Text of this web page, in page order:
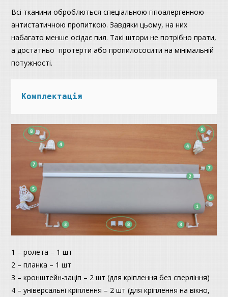
Всі тканини оброблються спеціальною гіпоалергенною
антистатичною пропиткою. Завдяки цьому, на них
набагато менше осідає пил. Такі штори не потрібно прати,
а достатньо протерти або пропилососити на мінімальній
потужності.
Комплектація
1 – ролета – 1 шт
2 – планка – 1 шт
3 – кронштейн-заціп – 2 шт (для кріплення без сверління)
4 – універсальні кріплення – 2 шт (для кріплення на вікно,